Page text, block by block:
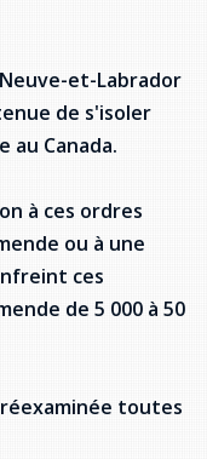
et-Labrador
de s'isoler
au Canada.
à ces ordres
ou à une
ces
de 5 000 à 50
toutes